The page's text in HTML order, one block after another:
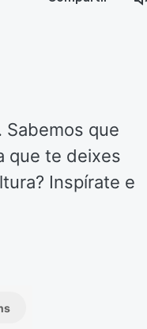
Sabemos que
que te deixes
Inspírate e